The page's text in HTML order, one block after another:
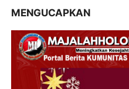
MENGUCAPKAN